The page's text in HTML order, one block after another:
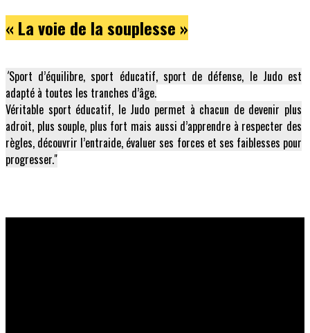
« La voie de la souplesse »
"Sport d’équilibre, sport éducatif, sport de défense, le Judo est
adapté à toutes les tranches d’âge.
Véritable sport éducatif, le Judo permet à chacun de devenir plus
adroit, plus souple, plus fort mais aussi d’apprendre à respecter des
règles, découvrir l’entraide, évaluer ses forces et ses faiblesses pour
progresser."